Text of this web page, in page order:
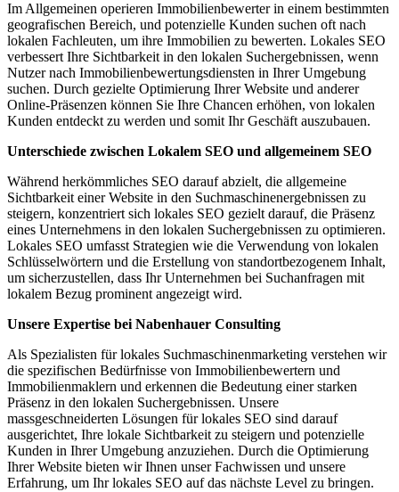
Im Allgemeinen operieren Immobilienbewerter in einem bestimmten
geografischen Bereich, und potenzielle Kunden suchen oft nach
lokalen Fachleuten, um ihre Immobilien zu bewerten. Lokales SEO
verbessert Ihre Sichtbarkeit in den lokalen Suchergebnissen, wenn
Nutzer nach Immobilienbewertungsdiensten in Ihrer Umgebung
suchen. Durch gezielte Optimierung Ihrer Website und anderer
Online-Präsenzen können Sie Ihre Chancen erhöhen, von lokalen
Kunden entdeckt zu werden und somit Ihr Geschäft auszubauen.
Unterschiede zwischen Lokalem SEO und allgemeinem SEO
Während herkömmliches SEO darauf abzielt, die allgemeine
Sichtbarkeit einer Website in den Suchmaschinenergebnissen zu
steigern, konzentriert sich lokales SEO gezielt darauf, die Präsenz
eines Unternehmens in den lokalen Suchergebnissen zu optimieren.
Lokales SEO umfasst Strategien wie die Verwendung von lokalen
Schlüsselwörtern und die Erstellung von standortbezogenem Inhalt,
um sicherzustellen, dass Ihr Unternehmen bei Suchanfragen mit
lokalem Bezug prominent angezeigt wird.
Unsere Expertise bei Nabenhauer Consulting
Als Spezialisten für lokales Suchmaschinenmarketing verstehen wir
die spezifischen Bedürfnisse von Immobilienbewertern und
Immobilienmaklern und erkennen die Bedeutung einer starken
Präsenz in den lokalen Suchergebnissen. Unsere
massgeschneiderten Lösungen für lokales SEO sind darauf
ausgerichtet, Ihre lokale Sichtbarkeit zu steigern und potenzielle
Kunden in Ihrer Umgebung anzuziehen. Durch die Optimierung
Ihrer Website bieten wir Ihnen unser Fachwissen und unsere
Erfahrung, um Ihr lokales SEO auf das nächste Level zu bringen.